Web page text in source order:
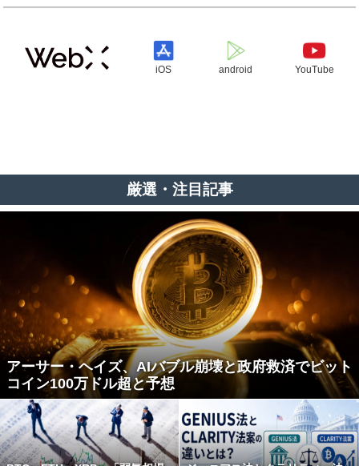
iOS android YouTube
厳選・注目記事
アーサー・ヘイズ、AIバブル崩壊と政府救済でビット
コイン100万ドル超と予想